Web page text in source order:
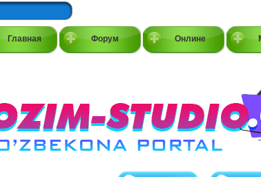
Главная Форум Онлине